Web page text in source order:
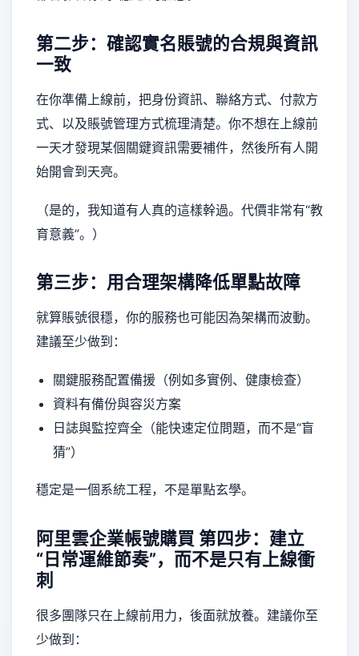
第二步：確認實名賬號的合規與資訊
一致
在你準備上線前，把身份資訊、聯絡方式、付款方
式、以及賬號管理方式梳理清楚。你不想在上線前
一天才發現某個關鍵資訊需要補件，然後所有人開
始開會到天亮。
（是的，我知道有人真的這樣幹過。代價非常有“教
育意義”。）
第三步：用合理架構降低單點故障
就算賬號很穩，你的服務也可能因為架構而波動。
建議至少做到：
關鍵服務配置備援（例如多實例、健康檢查）
資料有備份與容災方案
日誌與監控齊全（能快速定位問題，而不是“盲
猜”）
穩定是一個系統工程，不是單點玄學。
阿里雲企業帳號購買 第四步：建立
“日常運維節奏”，而不是只有上線衝
刺
很多團隊只在上線前用力，後面就放養。建議你至
少做到：